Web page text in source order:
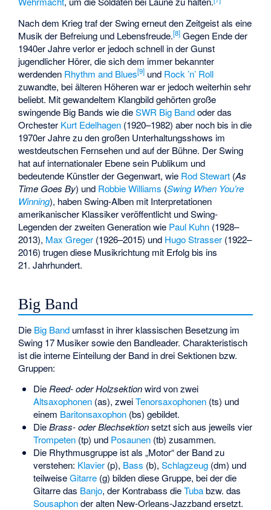
Nach dem Krieg traf der Swing erneut den Zeitgeist als eine
Musik der Befreiung und Lebensfreude.[8] Gegen Ende der
1940er Jahre verlor er jedoch schnell in der Gunst
jugendlicher Hörer, die sich dem immer bekannter
werdenden Rhythm and Blues[9] und Rock ’n’ Roll
zuwandte, bei älteren Höheren war er jedoch weiterhin sehr
beliebt. Mit gewandeltem Klangbild gehörten große
swingende Big Bands wie dieSWR Big Bandoder das
Orchester Kurt Edelhagen (1920–1982) aber noch bis in die
1970er Jahre zu den großen Unterhaltungsshows im
westdeutschen Fernsehen und auf der Bühne. Der Swing
hat auf internationaler Ebene sein Publikum und
bedeutende Künstler der Gegenwart, wie Rod Stewart (As
Time Goes By) und Robbie Williams (Swing When You’re
Winning), haben Swing-Alben mit Interpretationen
amerikanischer Klassiker veröffentlicht und Swing-
Legenden der zweiten Generation wie Paul Kuhn (1928–
2013), Max Greger (1926–2015) und Hugo Strasser (1922–
2016) trugen diese Musikrichtung mit Erfolg bis ins
21. Jahrhundert.
Big Band
Die Big Band umfasst in ihrer klassischen Besetzung im
Swing 17 Musiker sowie den Bandleader. Charakteristisch
ist die interne Einteilung der Band in drei Sektionen bzw.
Gruppen:
Die Reed- oder Holzsektionwird von zwei
Altsaxophonen(as), zweiTenorsaxophonen(ts) und
einem Baritonsaxophon(bs) gebildet.
DieBrass- oder Blechsektionsetzt sich aus jeweils vier
Trompeten(tp) und Posaunen(tb) zusammen.
Die Rhythmusgruppe ist als „Motor“ der Band zu
verstehen: Klavier(p), Bass (b), Schlagzeug(dm) und
teilweiseGitarre(g) bilden diese Gruppe, bei der die
Gitarre das Banjo, der Kontrabass dieTubabzw. das
Sousaphonder alten New-Orleans-Jazzband ersetzt.